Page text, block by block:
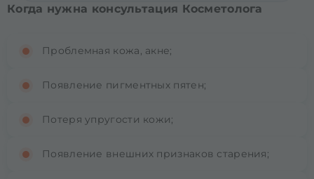
Когда нужна консультация Косметолога
Проблемная кожа, акне;
Появление пигментных пятен;
Потеря упругости кожи;
Появление внешних признаков старения;